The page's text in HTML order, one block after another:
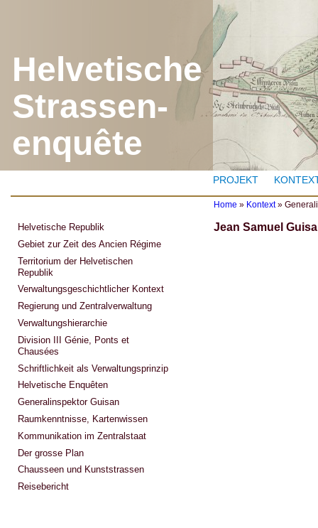
Helvetische
Strassen-
enquête
PROJEKT
Y
o
Home » Kontext»
Jean Samuel
Helvetische Republik
Gebiet zur Zeit des Ancien Régime
Territorium der Helvetischen
Republik
Verwaltungsgeschichtlicher Kontext
Regierung und Zentralverwaltung
Verwaltungshierarchie
Division III Génie, Ponts et
Chausées
Schriftlichkeit als Verwaltungsprinzip
Helvetische Enquêten
Generalinspektor Guisan
Raumkenntnisse, Kartenwissen
Kommunikation im Zentralstaat
Der grosse Plan
Chausseen und Kunststrassen
Reisebericht